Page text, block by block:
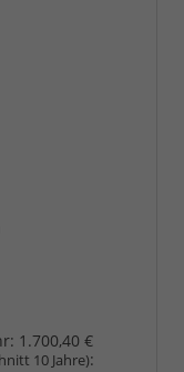
1.700,40 €
10 Jahre):